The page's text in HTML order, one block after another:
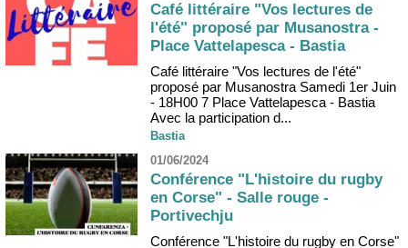
Café littéraire "Vos lectures de
l'été" proposé par Musanostra -
Place Vattelapesca - Bastia
Café littéraire "Vos lectures de l'été"
proposé par Musanostra Samedi 1er Juin
- 18H00 7 Place Vattelapesca - Bastia
Avec la participation d...
Bastia
01/06/2024
Conférence "L'histoire du rugby
en Corse" - Salle rouge -
Portivechju
Conférence "L'histoire du rugby en Corse"